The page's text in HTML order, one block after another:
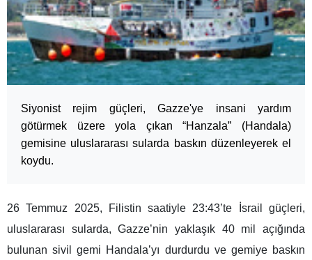
Siyonist rejim güçleri, Gazze'ye insani yardım
götürmek üzere yola çıkan “Hanzala” (Handala)
gemisine uluslararası sularda baskın düzenleyerek el
koydu.
26 Temmuz 2025, Filistin saatiyle 23:43’te İsrail güçleri,
uluslararası sularda, Gazze’nin yaklaşık 40 mil açığında
bulunan sivil gemi Handala’yı durdurdu ve gemiye baskın